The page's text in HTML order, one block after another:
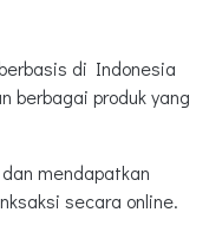
di Indonesia
berbagai produk yang
mendapatkan
secara online.